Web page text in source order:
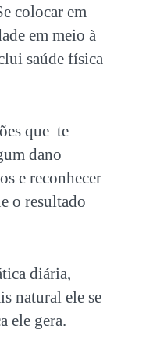
colocar em
em meio à
saúde física
que te
dano
e reconhecer
o resultado
diária,
natural ele se
ele gera.